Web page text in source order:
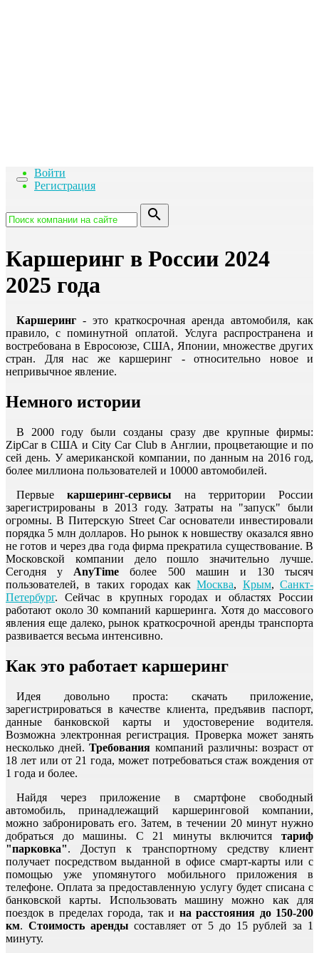
Toggle
Войти
Регистрация
search
Каршеринг в России 2024
2025 года
Каршеринг - это краткосрочная аренда автомобиля, как
правило, с поминутной оплатой. Услуга распространена и
востребована в Евросоюзе, США, Японии, множестве других
стран. Для нас же каршеринг - относительно новое и
непривычное явление.
Немного истории
В 2000 году были созданы сразу две крупные фирмы:
ZipCar в США и City Car Club в Англии, процветающие и по
сей день. У американской компании, по данным на 2016 год,
более миллиона пользователей и 10000 автомобилей.
Первые каршеринг-сервисы на территории России
зарегистрированы в 2013 году. Затраты на "запуск" были
огромны. В Питерскую Street Car основатели инвестировали
порядка 5 млн долларов. Но рынок к новшеству оказался явно
не готов и через два года фирма прекратила существование. В
Московской компании дело пошло значительно лучше.
Сегодня у AnyTime более 500 машин и 130 тысяч
пользователей, в таких городах какМосква, Крым,Санкт-
Петербург. Сейчас в крупных городах и областях России
работают около 30 компаний каршеринга. Хотя до массового
явления еще далеко, рынок краткосрочной аренды транспорта
развивается весьма интенсивно.
Как это работает каршеринг
Идея довольно проста: скачать приложение,
зарегистрироваться в качестве клиента, предъявив паспорт,
данные банковской карты и удостоверение водителя.
Возможна электронная регистрация. Проверка может занять
несколько дней.Требования компаний различны: возраст от
18 лет или от 21 года, может потребоваться стаж вождения от
1 года и более.
Найдя через приложение в смартфоне свободный
автомобиль, принадлежащий каршеринговой компании,
можно забронировать его. Затем, в течении 20 минут нужно
добраться до машины. С 21 минуты включится тариф
"парковка". Доступ к транспортному средству клиент
получает посредством выданной в офисе смарт-карты или с
помощью уже упомянутого мобильного приложения в
телефоне. Оплата за предоставленную услугу будет списана с
банковской карты. Использовать машину можно как для
поездок в пределах города, так и на расстояния до 150-200
км. Стоимость аренды составляет от 5 до 15 рублей за 1
минуту.